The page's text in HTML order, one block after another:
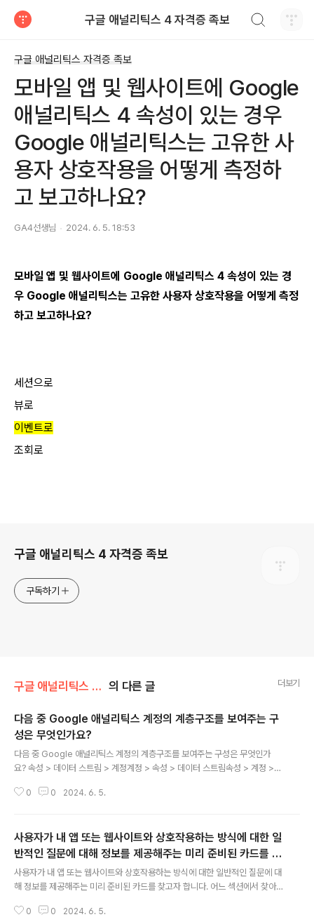
구글 애널리틱스 4 자격증 족보
구글 애널리틱스 자격증 족보
모바일 앱 및 웹사이트에 Google
애널리틱스 4 속성이 있는 경우
Google 애널리틱스는 고유한 사
용자 상호작용을 어떻게 측정하
고 보고하나요?
GA4선생님 2024. 6. 5. 18:53
모바일 앱 및 웹사이트에 Google 애널리틱스 4 속성이 있는 경
우 Google 애널리틱스는 고유한 사용자 상호작용을 어떻게 측정
하고 보고하나요?
세션으로
뷰로
이벤트로
조회로
구글 애널리틱스 4 자격증 족보
구독하기
구글 애널리틱스 자격증 족보 의 다른 글 더보기
다음 중 Google 애널리틱스 계정의 계층구조를 보여주는 구
성은 무엇인가요?
다음 중 Google 애널리틱스 계정의 계층구조를 보여주는 구성은 무엇인가
요? 속성 > 데이터 스트림 > 계정계정 > 속성 > 데이터 스트림속성 > 계정 >
0 0 2024. 6. 5.
사용자가 내 앱 또는 웹사이트와 상호작용하는 방식에 대한 일
반적인 질문에 대해 정보를 제공해주는 미리 준비된 카드를 찾
고자 합니다. 어느 섹션에서 찾아야 하나요?
사용자가 내 앱 또는 웹사이트와 상호작용하는 방식에 대한 일반적인 질문에 대
해 정보를 제공해주는 미리 준비된 카드를 찾고자 합니다. 어느 섹션에서 찾아
0 0 2024. 6. 5.